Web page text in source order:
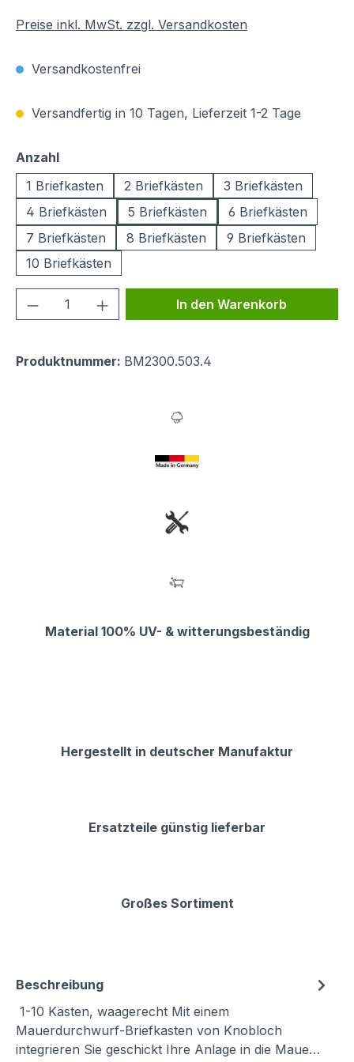
Preise inkl. MwSt. zzgl. Versandkosten
Versandkostenfrei
Versandfertig in 10 Tagen, Lieferzeit 1-2 Tage
Anzahlauswählen
1 Briefkasten
2 Briefkästen
3 Briefkästen
4 Briefkästen
5 Briefkästen
6 Briefkästen
7 Briefkästen
8 Briefkästen
9 Briefkästen
10 Briefkästen
Produkt Anzahl: Gib denIn den Warenkorb
Produktnummer: BM2300.503.4
Material 100% UV- & witterungsbeständig
Hergestellt in deutscher Manufaktur
Ersatzteile günstig lieferbar
Großes Sortiment
Beschreibung
1-10 Kästen, waagerecht Mit einem
Mauerdurchwurf-Briefkasten von Knobloch
integrieren Sie geschickt Ihre Anlage in die Maue…